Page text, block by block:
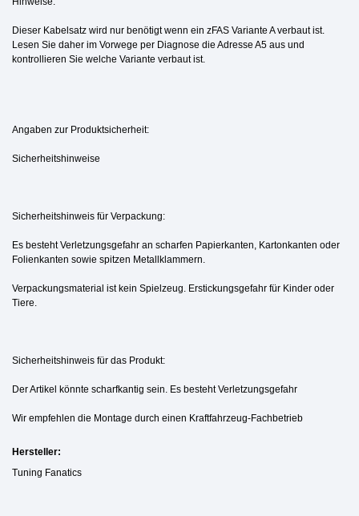
Dieser Kabelsatz wird nur benötigt wenn ein zFAS Variante A verbaut ist.
Lesen Sie daher im Vorwege per Diagnose die Adresse A5 aus und
kontrollieren Sie welche Variante verbaut ist.
Angaben zur Produktsicherheit:
Sicherheitshinweise
Sicherheitshinweis für Verpackung:
Es besteht Verletzungsgefahr an scharfen Papierkanten, Kartonkanten oder
Folienkanten sowie spitzen Metallklammern.
Verpackungsmaterial ist kein Spielzeug. Erstickungsgefahr für Kinder oder
Tiere.
Sicherheitshinweis für das Produkt:
Der Artikel könnte scharfkantig sein. Es besteht Verletzungsgefahr
Wir empfehlen die Montage durch einen Kraftfahrzeug-Fachbetrieb
Hersteller:
Tuning Fanatics